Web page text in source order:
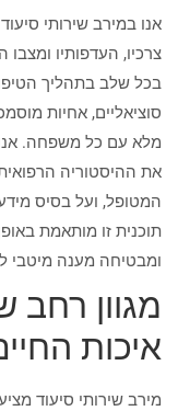
אנו במירב שירותי
צרכיו, העדפותיו ומצבו
בכל שלב בתהליך
סוציאליים, אחיות
מלא עם כל משפחה. אנו
את ההיסטוריה
המטופל, ועל בסיס מידע
תוכנית זו מותאמת
ומבטיחה מענה מיטבי
מגוון רחב
איכות
מירב שירותי סיעוד